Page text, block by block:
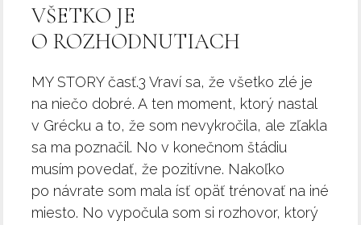
VŠETKO JE
O ROZHODNUTIACH
MY STORY časť.3 Vraví sa, že všetko zlé je
na niečo dobré. A ten moment, ktorý nastal
v Grécku a to, že som nevykročila, ale zľakla
sa ma poznačil. No v konečnom štádiu
musím povedať, že pozitívne. Nakoľko
po návrate som mala ísť opäť trénovať na iné
miesto. No vypočula som si rozhovor, ktorý